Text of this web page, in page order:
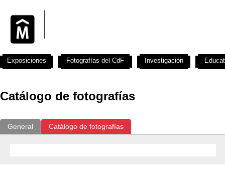
Catálogo de fotografías
General Catálogo de fotografías
Exposiciones Fotografías del CdF Investigación